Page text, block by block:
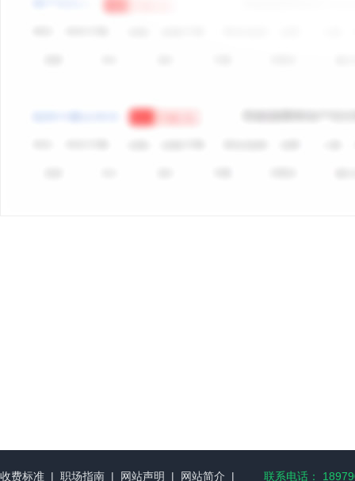
收费标准 | 职场指南 | 网站声明 | 网站简介 |
联系电话：